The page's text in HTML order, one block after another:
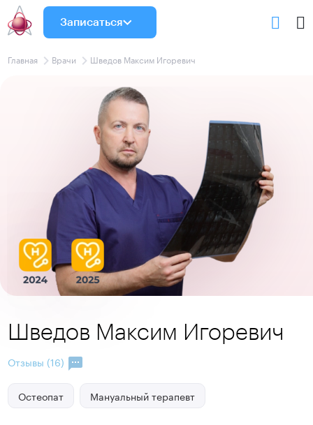
Записаться
Главная Врачи Шведов Максим Игоревич
Шведов Максим Игоревич
Отзывы (16)
Остеопат Мануальный терапевт